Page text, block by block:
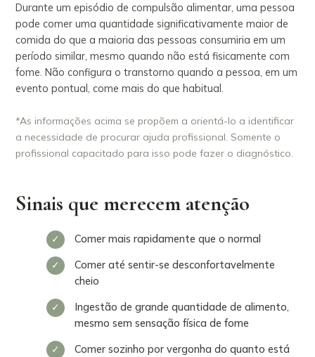
Durante um episódio de compulsão alimentar, uma pessoa
pode comer uma quantidade significativamente maior de
comida do que a maioria das pessoas consumiria em um
período similar, mesmo quando não está fisicamente com
fome. Não configura o transtorno quando a pessoa, em um
evento pontual, come mais do que habitual.
*As informações acima se propõem a orientá-lo a identificar
a necessidade de procurar ajuda profissional. Somente o
profissional capacitado para isso pode fazer o diagnóstico.
Sinais que merecem atenção
Comer mais rapidamente que o normal
Comer até sentir-se desconfortavelmente
cheio
Ingestão de grande quantidade de alimento,
mesmo sem sensação física de fome
Comer sozinho por vergonha do quanto está